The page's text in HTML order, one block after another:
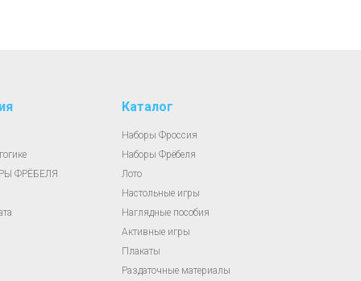
ФРЁБЕЛЯ
Каталог
Наборы Фроссия
Наборы Фрёбеля
Лото
Настольные игры
Наглядные пособия
Активные игры
Плакаты
Раздаточные материалы